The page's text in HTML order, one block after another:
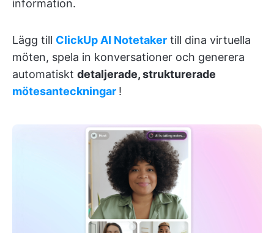
information.
Lägg till ClickUp AI Notetaker till dina virtuella
möten, spela in konversationer och generera
automatiskt detaljerade, strukturerade
mötesanteckningar !